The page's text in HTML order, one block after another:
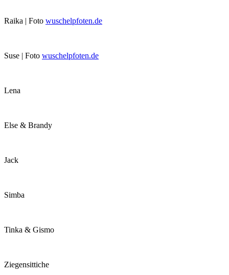
Raika | Foto wuschelpfoten.de
Suse | Foto wuschelpfoten.de
Lena
Else & Brandy
Jack
Simba
Tinka & Gismo
Ziegensittiche